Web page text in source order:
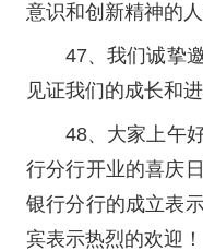
意识和创新精神的人
47、我们诚挚
见证我们的成长和进
48、大家上午
行分行开业的喜庆
银行分行的成立表
宾表示热烈的欢迎！